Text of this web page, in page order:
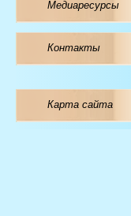
Медиаресурсы
Контакты
Карта сайта